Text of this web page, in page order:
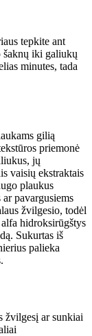
tepkite ant
šaknų iki galiukų
minutes, tada
gilią
priemonė
jų
vaisių ekstraktais
plaukus
pavargusiems
žvilgesio, todėl
hidroksirūgštys
Sukurtas iš
palieka
žvilgesį ar sunkiai